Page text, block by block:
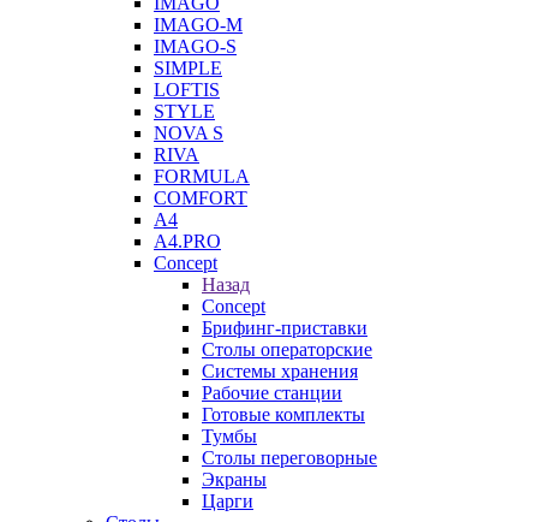
IMAGO-M
IMAGO-S
SIMPLE
LOFTIS
STYLE
NOVA S
RIVA
FORMULA
COMFORT
A4
A4.PRO
Concept
Назад
Concept
Брифинг-приставки
Столы операторские
Системы хранения
Рабочие станции
Готовые комплекты
Тумбы
Столы переговорные
Экраны
Царги